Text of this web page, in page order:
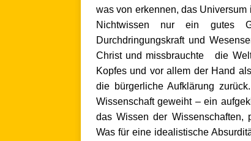
was von erkennen, das
Nichtwissen nur ein gutes
Durchdringungskraft und
Christ und missbrauchte die
Kopfes und vor allem der Hand
die bürgerliche Aufklärung
Wissenschaft geweiht – ein
das Wissen der Wissenschaften,
Was für eine idealistische